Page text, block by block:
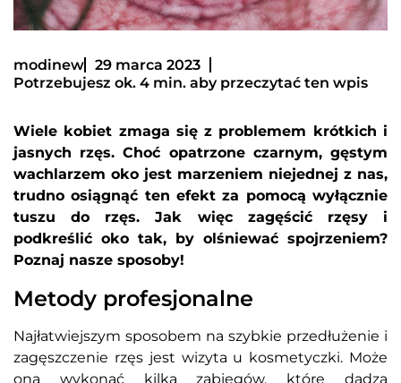
modinew
29 marca 2023
Potrzebujesz ok. 4 min. aby przeczytać ten wpis
Wiele kobiet zmaga się z problemem krótkich i
jasnych rzęs. Choć opatrzone czarnym, gęstym
wachlarzem oko jest marzeniem niejednej z nas,
trudno osiągnąć ten efekt za pomocą wyłącznie
tuszu do rzęs. Jak więc zagęścić rzęsy i
podkreślić oko tak, by olśniewać spojrzeniem?
Poznaj nasze sposoby!
Metody profesjonalne
Najłatwiejszym sposobem na szybkie przedłużenie i
zagęszczenie rzęs jest wizyta u kosmetyczki. Może
ona wykonać kilka zabiegów, które dadzą